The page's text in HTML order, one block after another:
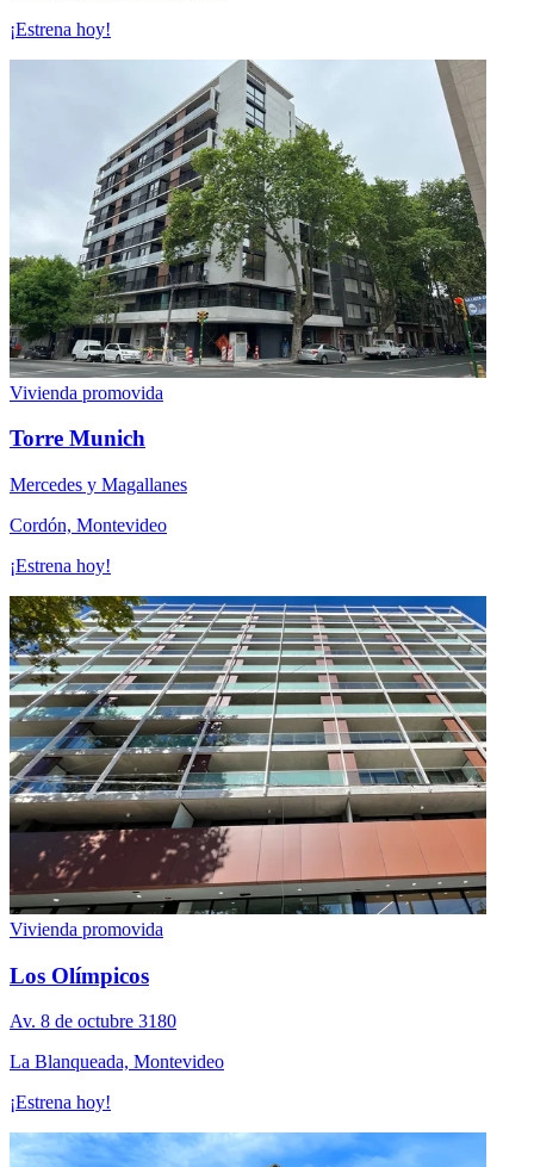
¡Estrena hoy!
Vivienda promovida
Torre Munich
Mercedes y Magallanes
Cordón, Montevideo
¡Estrena hoy!
Vivienda promovida
Los Olímpicos
Av. 8 de octubre 3180
La Blanqueada, Montevideo
¡Estrena hoy!